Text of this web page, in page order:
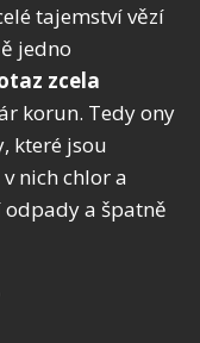
tajemství vězí
jedno
zcela
korun. Tedy ony
které jsou
nich chlor a
odpady a špatně